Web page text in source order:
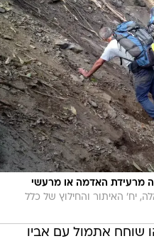
מרעידת האדמה או מרעשי
יח' האיתור והחילוץ של כלל
שוחח אתמול עם אביו